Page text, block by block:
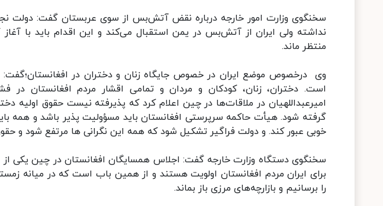
سخنگوی وزارت امور خارجه درباره نقض آتش‌بس از سوی عربستان گفت: دولت
نداشته ولی ایران از آتش‌بس در یمن استقبال می‌کند و این اقدام باید با
منتظر ماند.
وی درخصوص موضع ایران در خصوص جایگاه زنان و دختران در افغانستان؛گفت:
است. دختران، زنان، کودکان و مردان و تمامی اقشار مردم افغانستان
امیرعبداللهیان در ملاقات‌ها در چین اعلام کرد که پذیرفته نیست حقوق اولیه
گرفته شود. هیأت حاکمه سرپرستی افغانستان باید مسؤولیت پذیر باشد و همه
خوبی عبور کند. و دولت فراگیر تشکیل شود که همه این نگرانی ها مرتفع شود و
سخنگوی دستگاه وزارت خارجه گفت: اجلاس همسایگان افغانستان در چین یکی
برای ایران مردم افغانستان اولویت هستند و از همین باب است که در میانه
را برسانیم و بازارچه‌های مرزی باز بماند.